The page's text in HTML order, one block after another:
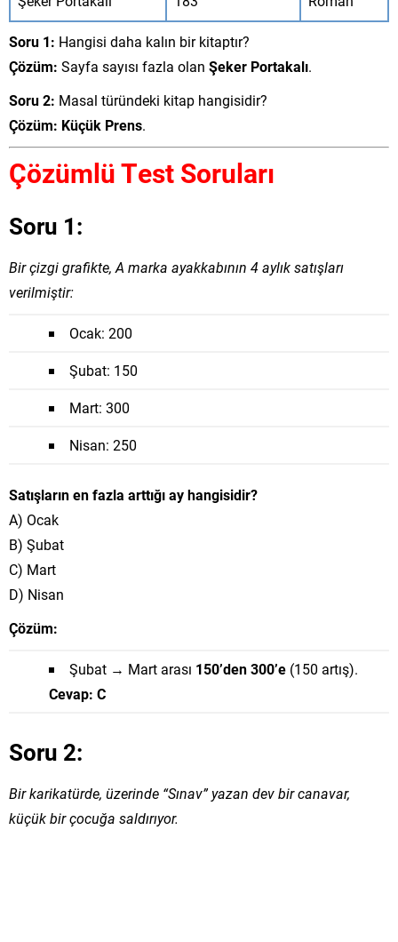
Soru 1: Hangisi daha kalın bir kitaptır?
Çözüm: Sayfa sayısı fazla olan Şeker Portakalı.
Soru 2: Masal türündeki kitap hangisidir?
Çözüm: Küçük Prens.
Çözümlü Test Soruları
Soru 1:
Bir çizgi grafikte, A marka ayakkabının 4 aylık satışları
verilmiştir:
Ocak: 200
Şubat: 150
Mart: 300
Nisan: 250
Satışların en fazla arttığı ay hangisidir?
A) Ocak
B) Şubat
C) Mart
D) Nisan
Çözüm:
Şubat → Mart arası 150’den 300’e (150 artış).
Cevap: C
Soru 2:
Bir karikatürde, üzerinde “Sınav” yazan dev bir canavar,
küçük bir çocuğa saldırıyor.